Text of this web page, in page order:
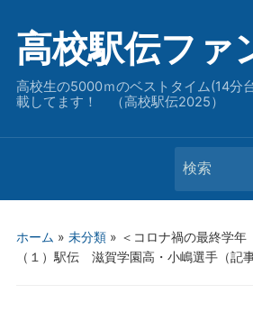
高校駅伝ファ
高校生の5000ｍのベストタイム(14分
載してます！ （高校駅伝2025）
Search
for:
ホーム » 未分類» ＜コロナ禍の最終学
（１）駅伝 滋賀学園高・小嶋選手（記事